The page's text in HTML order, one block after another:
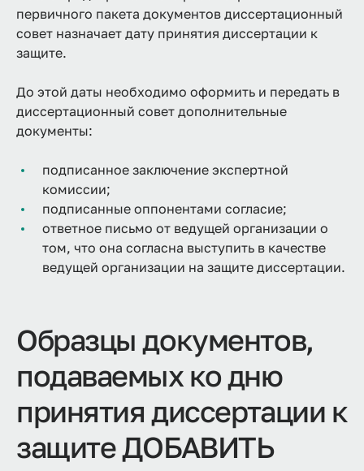
первичного пакета документов диссертационный
совет назначает дату принятия диссертации к
защите.
До этой даты необходимо оформить и передать в
диссертационный совет дополнительные
документы:
подписанное заключение экспертной
комиссии;
подписанные оппонентами согласие;
ответное письмо от ведущей организации о
том, что она согласна выступить в качестве
ведущей организации на защите диссертации.
Образцы документов,
подаваемых ко дню
принятия диссертации к
защите ДОБАВИТЬ